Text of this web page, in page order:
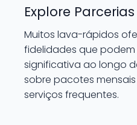
Explore
Muitos lava-rápidos
fidelidades que
significativa ao longo
sobre pacotes
serviços frequentes.